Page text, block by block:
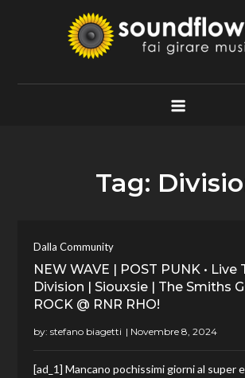
Soundflower.it
Fai Girare Musica
Tag:
Dalla Community
NEW WAVE | POST PUNK • Live
Division | Siouxsie | The Smiths
ROCK @ RNR RHO!
by:stefano biagetti
[ad_1] Mancano pochissimi giorni al super